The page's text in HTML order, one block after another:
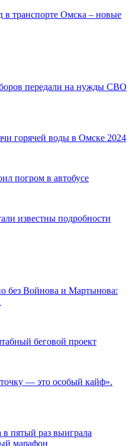
транспорте Омска – новые
передали на нужды СВО
горячей воды в Омске 2024
погром в автобусе
известны подробности
без Войнова и Мартынова:
беговой проект
— это особый кайф».
пятый раз выиграла
марафон